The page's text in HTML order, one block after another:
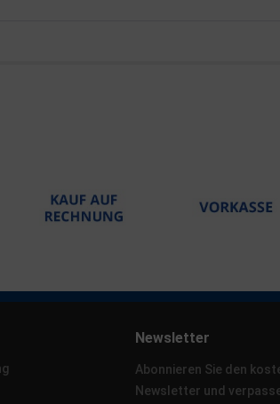
Newsletter
Abonnieren Sie den
Newsletter und